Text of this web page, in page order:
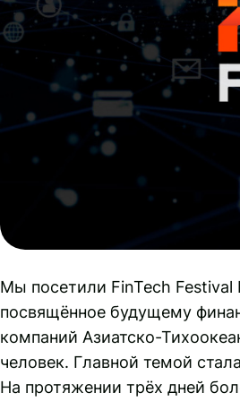
Мы посетили FinTech
посвящённое будущему
компаний Азиатско-
человек. Главной темой
На протяжении трёх дней